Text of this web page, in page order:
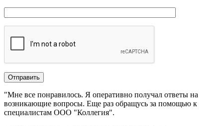
"Мне все понравилось.​ ​Я оперативно получал ответы на
возникающие вопросы. Еще раз обращусь за помощью к
специалистам ООО "Коллегия".​